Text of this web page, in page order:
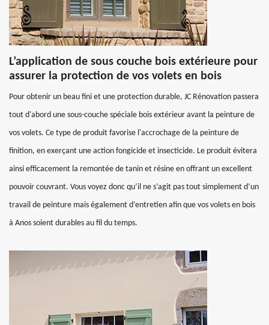
L’application de sous couche bois extérieure pour
assurer la protection de vos volets en bois
Pour obtenir un beau fini et une protection durable, JC Rénovation passera
tout d'abord une sous-couche spéciale bois extérieur avant la peinture de
vos volets. Ce type de produit favorise l'accrochage de la peinture de
finition, en exerçant une action fongicide et insecticide. Le produit évitera
ainsi efficacement la remontée de tanin et résine en offrant un excellent
pouvoir couvrant. Vous voyez donc qu’il ne s’agit pas tout simplement d’un
travail de peinture mais également d’entretien afin que vos volets en bois
à Anos soient durables au fil du temps.